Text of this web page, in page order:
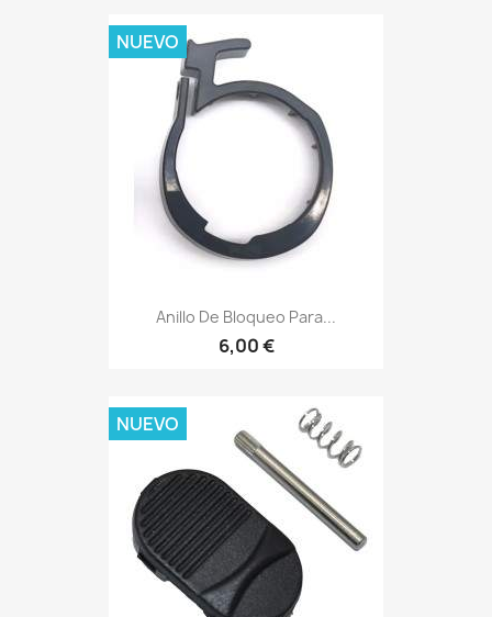
Anillo De Bloqueo Para...
6,00 €
NUEVO
NUEVO